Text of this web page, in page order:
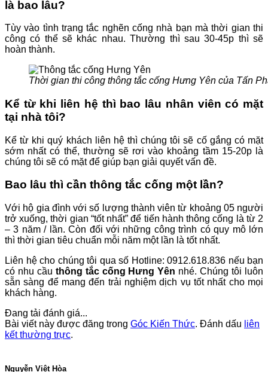
là bao lâu?
Tùy vào tình trạng tắc nghẽn cống nhà bạn mà thời gian thi
công có thể sẽ khác nhau. Thường thì sau 30-45p thì sẽ
hoàn thành.
Thời gian thi công thông tắc cống Hưng Yên của Tấn
Kể từ khi liên hệ thì bao lâu nhân viên có mặt
tại nhà tôi?
Kể từ khi quý khách liên hệ thì chúng tôi sẽ cố gắng có mặt
sớm nhất có thể, thường sẽ rơi vào khoảng tầm 15-20p là
chúng tôi sẽ có mặt để giúp bạn giải quyết vấn đề.
Bao lâu thì cần thông tắc cống một lần?
Với hộ gia đình với số lượng thành viên từ khoảng 05 người
trở xuống, thời gian “tốt nhất” để tiến hành thông cống là từ 2
– 3 năm / lần. Còn đối với những công trình có quy mô lớn
thì thời gian tiêu chuẩn mỗi năm một lần là tốt nhất.
Liên hệ cho chúng tôi qua số Hotline: 0912.618.836 nếu bạn
có nhu cầu thông tắc cống Hưng Yên nhé. Chúng tôi luôn
sẵn sàng để mang đến trải nghiệm dịch vụ tốt nhất cho mọi
khách hàng.
Đang tải đánh giá...
Bài viết này được đăng trong Góc Kiến Thức. Đánh dấu liên
kết thường trực.
Nguyễn Việt Hòa